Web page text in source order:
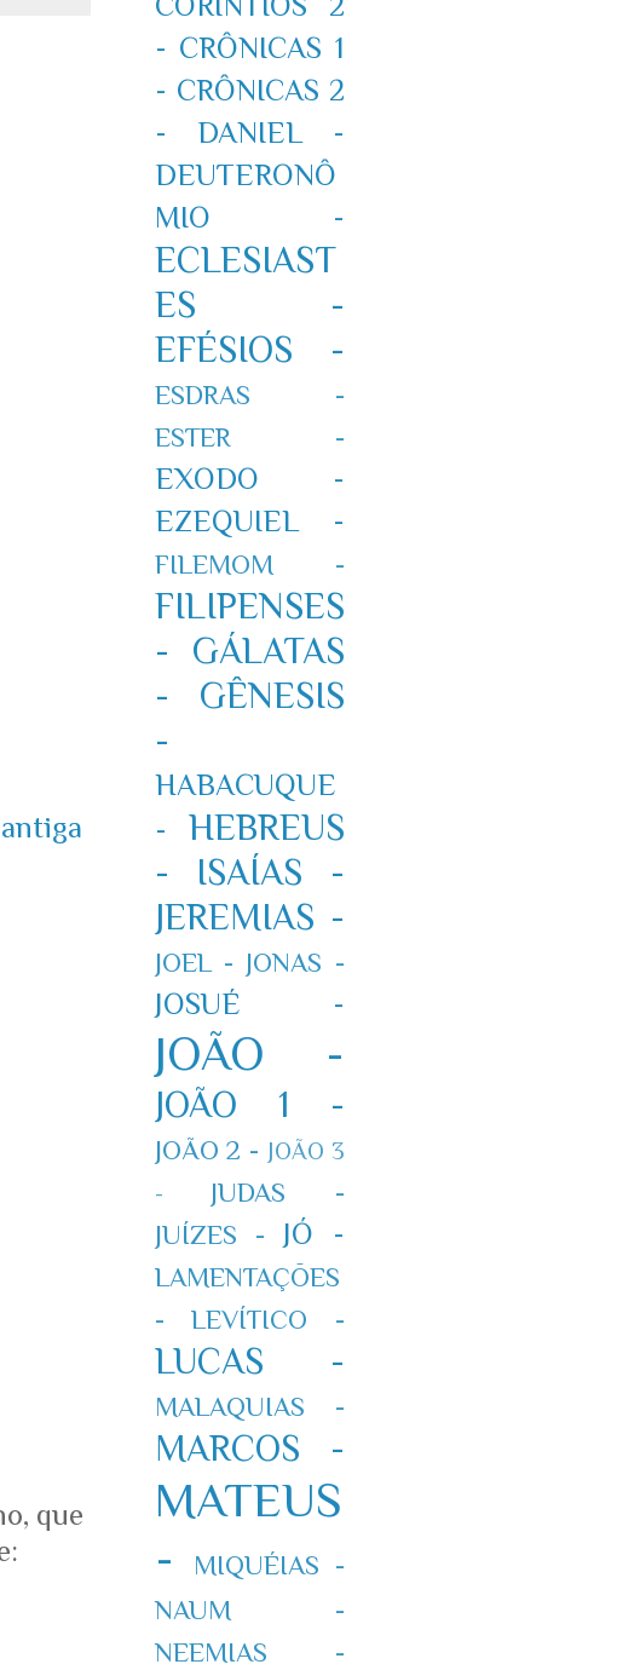
que
- CRÔNICAS 1
- CRÔNICAS 2
-
DANIEL -
DEUTERONÔ
MIO -
ECLESIAST
ES -
EFÉSIOS -
ESDRAS -
ESTER -
EXODO -
EZEQUIEL -
FILEMOM -
FILIPENSES
-
GÁLATAS
-
GÊNESIS
-
HABACUQUE
-
HEBREUS
-
ISAÍAS -
JEREMIAS -
JOEL - JONAS -
JOSUÉ -
JOÃO -
JOÃO 1 -
JOÃO 2 - JOÃO 3
-
JUDAS -
JUÍZES -
JÓ -
LAMENTAÇÕES
-
LEVÍTICO -
LUCAS -
MALAQUIAS -
MARCOS -
MATEUS
-
MIQUÉIAS -
NAUM -
NEEMIAS -